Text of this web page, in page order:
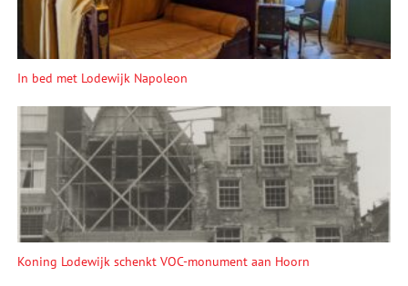
In bed met Lodewijk Napoleon
Koning Lodewijk schenkt VOC-monument aan Hoorn